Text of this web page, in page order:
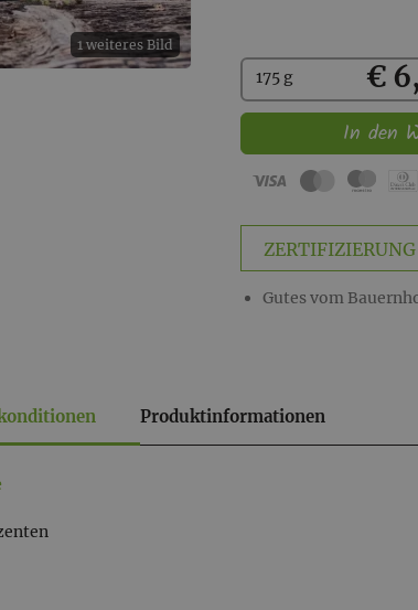
1 weiteres Bild
Kaufen
175 g €
In den
ZERTIFIZIERUNG
Gutes vom
Produktinformationen